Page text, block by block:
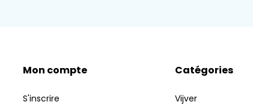
Mon compte
S'inscrire
Catégories
Vijver